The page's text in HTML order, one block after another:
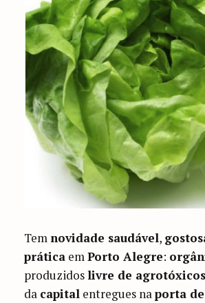
Temnovidade saudável,
prática emPorto Alegre:
produzidoslivre de agrotóxicos
da capital entregues naporta